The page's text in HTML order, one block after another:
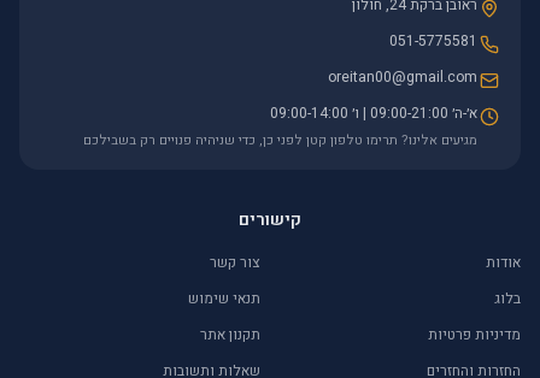
ראובן ברקת 24, חולון
051-5775581
oreitan00@gmail.com
א׳-ה׳ 09:00-21:00 | ו׳ 09:00-14:00
מגיעים אלינו? תרימו טלפון קטן לפני כן, כדי שניהיה פנויים רק בשבילכם
קישורים
אודות
צור קשר
בלוג
תנאי שימוש
מדיניות פרטיות
תקנון אתר
החזרות והחזרים
שאלות ותשובות